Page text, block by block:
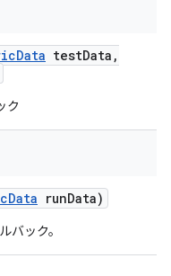
Data testData ,
ク
Data runData)
バック。